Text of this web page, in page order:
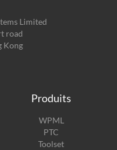
Limited
road
Kong
Produits
WPML
une
PTC
dans
Toolset(s’ouvre